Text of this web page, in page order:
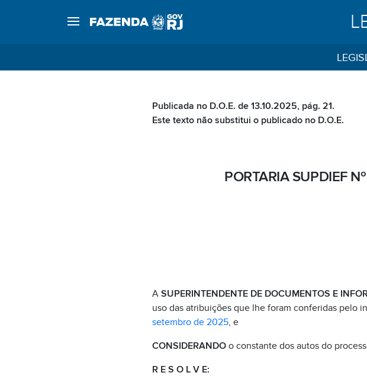
Publicada no D.O.E. de 13.10.2025, pág. 21.
Este texto não substitui o publicado no D.O.E.
PORTARIA SUPDIEF
A SUPERINTENDENTE DE DOCUMENTOS E
uso das atribuições que lhe foram conferidas pelo
setembro de 2025, e
CONSIDERANDOo constante dos autos do
R E S O L V E: